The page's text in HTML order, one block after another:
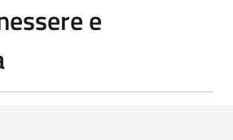
e